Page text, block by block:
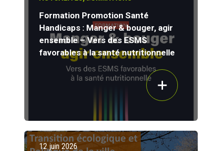
Formation Promotion Santé
Handicaps : Manger & bouger, agir
ensemble – Vers des ESMS
favorables à la santé nutritionnelle
12 juin 2026